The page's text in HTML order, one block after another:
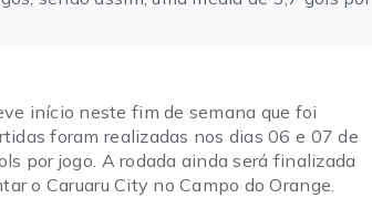
início neste fim de semana que foi
foram realizadas nos dias 06 e 07 de
por jogo. A rodada ainda será finalizada
o Caruaru City no Campo do Orange.